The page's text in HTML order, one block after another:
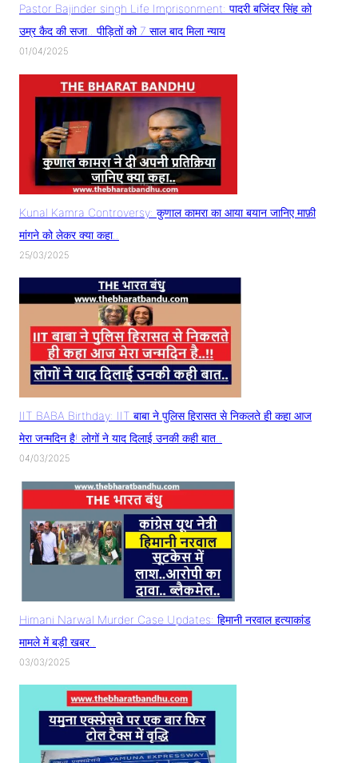
Pastor Bajinder singh Life Imprisonment: पादरी बजिंदर सिंह को
उम्र कैद की सजा.. पीड़ितों को 7 साल बाद मिला न्याय
01/04/2025
Kunal Kamra Controversy: कुणाल कामरा का आया बयान जानिए माफ़ी
मांगने को लेकर क्या कहा..
25/03/2025
IIT BABA Birthday: IIT बाबा ने पुलिस हिरासत से निकलते ही कहा आज
मेरा जन्मदिन है! लोगों ने याद दिलाई उनकी कही बात..
04/03/2025
Himani Narwal Murder Case Updates: हिमानी नरवाल हत्याकांड
मामले में बड़ी खबर..
03/03/2025